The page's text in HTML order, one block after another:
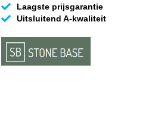
Laagste prijsgarantie
Uitsluitend A-kwaliteit